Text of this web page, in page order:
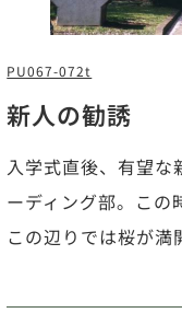
PU067-072t
新人の勧誘
入学式直後、有望
ーディング部。この
この辺りでは桜が満